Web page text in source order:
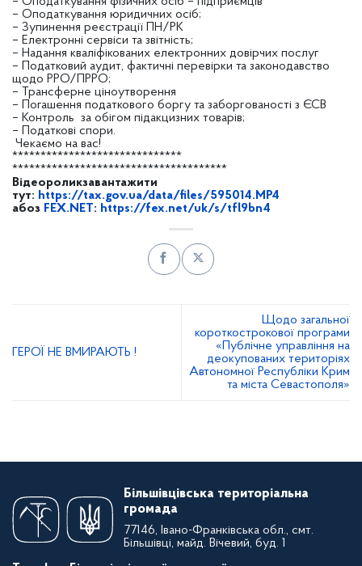
– Оподаткування юридичних осіб;
– Зупинення реєстрації ПН/РК
– Електронні сервіси та звітність;
– Надання кваліфікованих електронних довірчих послуг
– Податковий аудит, фактичні перевірки та законодавство
щодо РРО/ПРРО;
– Трансферне ціноутворення
– Погашення податкового боргу та заборгованості з ЄСВ
– Контроль за обігом підакцизних товарів;
– Податкові спори.
Чекаємо на вас!
******************************
**************************************
Відеороликзавантажити
тут: https://tax.gov.ua/data/files/595014.MP4
абоз FEX.NET: https://fex.net/uk/s/tfl9bn4
ГЕРОЇ НЕ ВМИРАЮТЬ !
Щодо загальної
короткострокової програми
«Публічне управління на
деокупованих територіях
Автономної Республіки Крим
та міста Севастополя»
Більшівцівська територіальна
громада
77146, Івано-Франківська обл., смт.
Більшівці, майд. Вічевий, буд. 1